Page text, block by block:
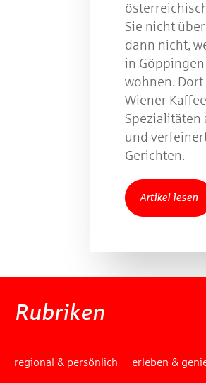
Sie nicht
dann nicht,
in
wohnen.
Wiener
Spezialitäten
und
Gerichten.
Artikel lesen
Rubriken
regional & persönlich erleben &